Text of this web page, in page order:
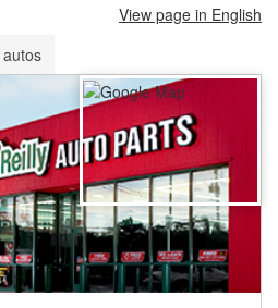
View page in English